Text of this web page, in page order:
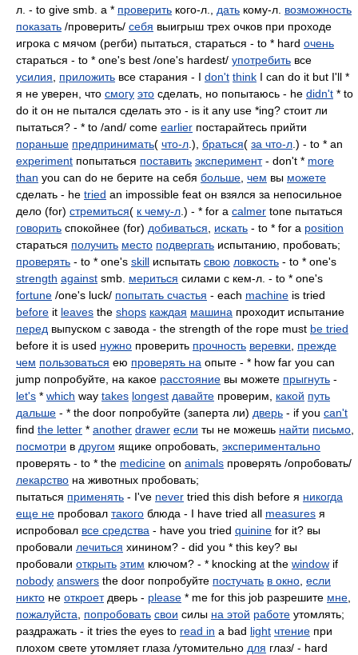
л. - to give smb. a * проверить кого-л., дать кому-л. возможность
показать /проверить/ себя выигрыш трех очков при проходе
игрока с мячом (регби) пытаться, стараться - to * hard очень
стараться - to * one's best /one's hardest/ употребить все
усилия
приложить все старания - I don't think I can do it but I'll *
я не уверен, что смогу это сделать, но попытаюсь - he didn't * to
do it он не пытался сделать это - is it any use *ing? стоит ли
пытаться? - * to /and/ come earlier постарайтесь прийти
пораньше предпринимать( что-л .), браться( за что-л .) - to * an
experiment попытаться поставить эксперимент- don't * more
than you can do не берите на себя больше чем вы можете
сделать - he tried an impossible feat он взялся за непосильное
дело (for) стремиться( к чему-л .) - * for a calmer tone пытаться
говорить спокойнее (for) добиваться искать - to * for a position
стараться получить место подвергать испытанию, пробовать;
проверять - to * one's skill испытать свою ловкость - to * one's
strength against smb. мериться силами с кем-л. - to * one's
fortune /one's luck/ попытать счастья - each machine is tried
before it leaves the shops каждая машина проходит испытание
перед выпуском с завода - the strength of the rope must be tried
before it is used нужно проверить прочность веревки
прежде
чем пользоваться ею проверять на опыте - * how far you can
jump попробуйте, на какое расстояние вы можете прыгнуть -
let's * which way takes longest давайте проверим, какой путь
дальше - * the door попробуйте (заперта ли) дверь - if you can't
find the letter * another drawer если ты не можешь найти письмо
посмотри в другом ящике опробовать, экспериментально
проверять - to * the medicine on animals проверять /опробовать/
лекарство на животных пробовать;
пытаться применять - I've never tried this dish before я никогда
еще не пробовал такого блюда - I have tried all measures я
испробовал все средства - have you tried quinine for it? вы
пробовали лечиться хинином? - did you * this key? вы
пробовали открыть этим ключом? - * knocking at the window if
nobody answers the door попробуйте постучать в окно если
никто не откроетдверь - please * me for this job разрешите мне
пожалуйста
попробовать свои силы на этой работе утомлять;
раздражать - it tries the eyes to read in a bad light чтение при
плохом свете утомляет глаза /утомительно для глаз/ - hard